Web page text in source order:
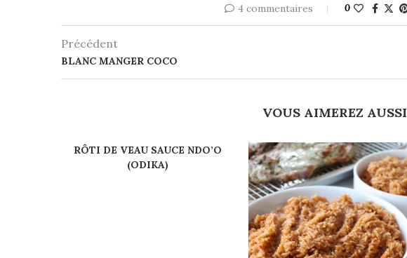
4 commentaires 0
Précédent
BLANC MANGER COCO
VOUS AIMEREZ AUSSI
RÔTI DE VEAU SAUCE NDO’O
(ODIKA)